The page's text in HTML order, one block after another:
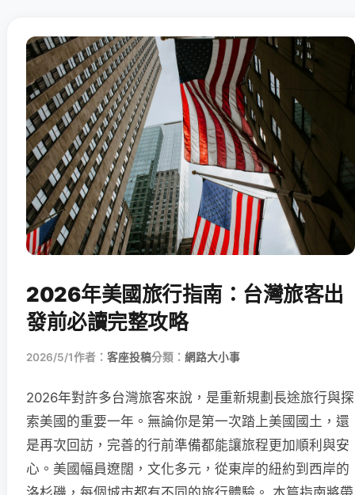
2026年美國旅行指南：台灣旅客出
發前必讀完整攻略
2026/5/1作者： 客座投稿分類： 網路大小事
2026年對許多台灣旅客來說，是重新規劃長途旅行與探
索美國的重要一年。無論你是第一次踏上美國國土，還
是再次回訪，完善的行前準備都能讓旅程更加順利與安
心。美國幅員遼闊，文化多元，從東岸的紐約到西岸的